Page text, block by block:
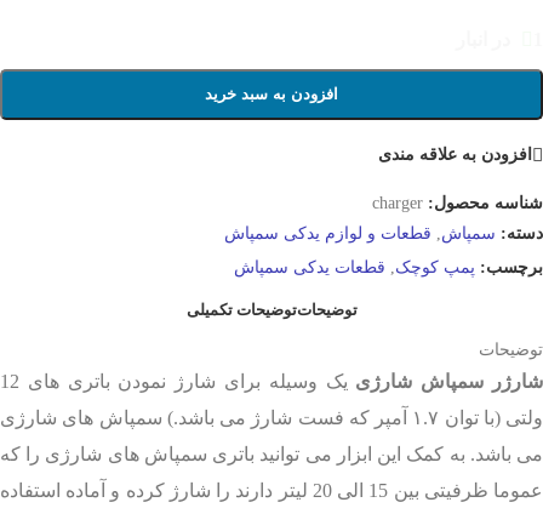
افزودن به سبد خرید
افزودن به علاقه مندی
شناسه محصول: charger
دسته: سمپاش, قطعات و لوازم یدکی سمپاش
برچسب: پمپ کوچک, قطعات یدکی سمپاش
توضیحاتتوضیحات تکمیلی
توضیحات
شارژر سمپاش شارژی
یک وسیله برای شارژ نمودن باتری های 12
ولتی (با توان ۱.۷ آمپر که فست شارژ می باشد.) سمپاش های شارژی
می باشد. به کمک این ابزار می توانید باتری سمپاش های شارژی را که
عموما ظرفیتی بین 15 الی 20 لیتر دارند را شارژ کرده و آماده استفاده